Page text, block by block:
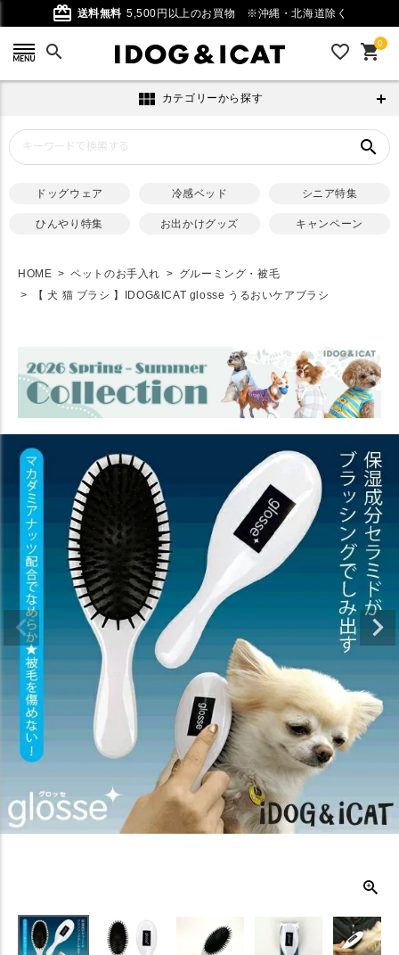
card_giftcard 送料無料 5,500円以上のお買物 ※沖縄・北海道除く
search favorite_outline 0
shopping_cart
view_module カテゴリーから探す
search
ドッグウェア 冷感ベッド シニア特集
ひんやり特集 お出かけグッズ キャンペーン
HOME ペットのお手入れ
グルーミング・被毛
【 犬 猫 ブラシ 】IDOG&ICAT glosse うるおいケアブラシ